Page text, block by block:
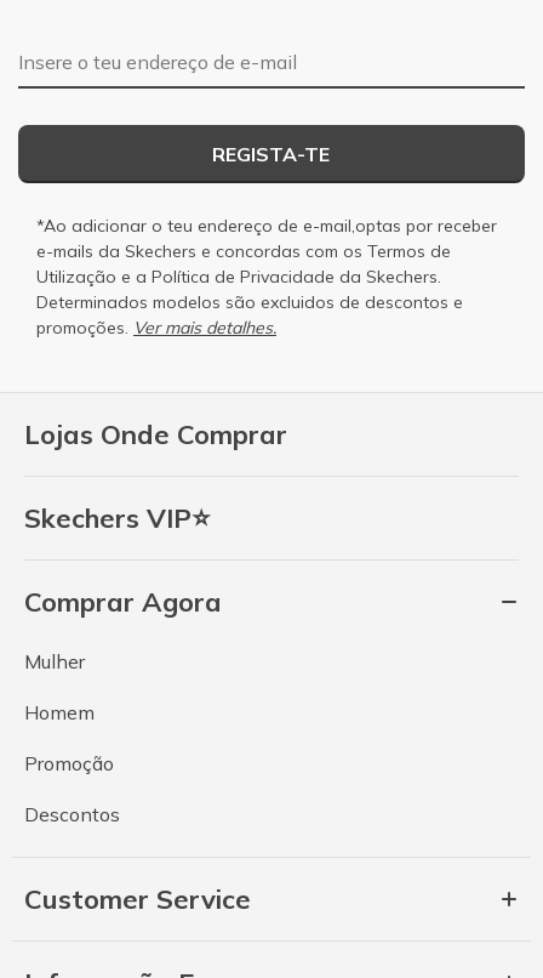
Lojas Onde Comprar
Skechers VIP⭐
Comprar Agora
Mulher
Homem
Promoção
Descontos
Customer Service
Endereço de e-mail
REGISTA-TE
*Ao adicionar o teu endereço de e-mail,optas por receber
e-mails da Skechers e concordas com os Termos de
Utilização e a Política de Privacidade da Skechers.
Determinados modelos são excluidos de descontos e
promoções. Ver mais detalhes.